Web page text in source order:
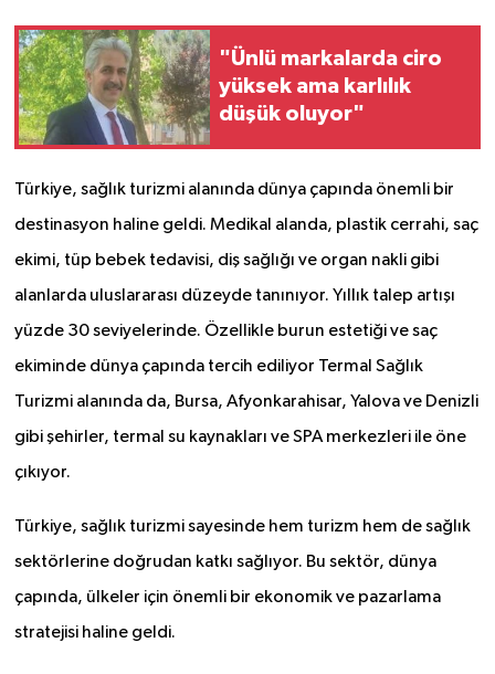
"Ünlü markalarda ciro
yüksek ama karlılık
düşük oluyor"
Türkiye, sağlık turizmi alanında dünya çapında önemli bir
destinasyon haline geldi. Medikal alanda, plastik cerrahi, saç
ekimi, tüp bebek tedavisi, diş sağlığı ve organ nakli gibi
alanlarda uluslararası düzeyde tanınıyor. Yıllık talep artışı
yüzde 30 seviyelerinde. Özellikle burun estetiği ve saç
ekiminde dünya çapında tercih ediliyor Termal Sağlık
Turizmi alanında da, Bursa, Afyonkarahisar, Yalova ve Denizli
gibi şehirler, termal su kaynakları ve SPA merkezleri ile öne
çıkıyor.
Türkiye, sağlık turizmi sayesinde hem turizm hem de sağlık
sektörlerine doğrudan katkı sağlıyor. Bu sektör, dünya
çapında, ülkeler için önemli bir ekonomik ve pazarlama
stratejisi haline geldi.